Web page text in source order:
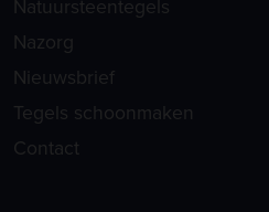
Natuursteentegels
Nazorg
Nieuwsbrief
Tegels schoonmaken
Contact